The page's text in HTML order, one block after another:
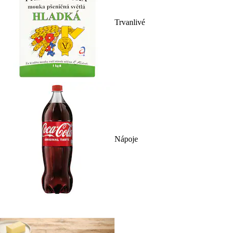
Trvanlivé
Nápoje